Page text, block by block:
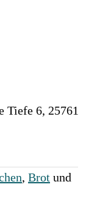
Tiefe 6, 25761
, Brot und